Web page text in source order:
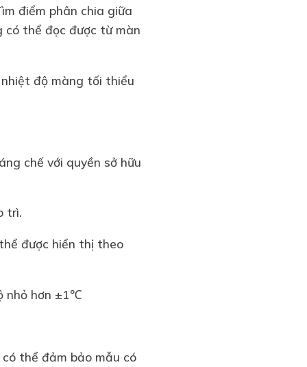
điểm phân chia giữa
thể đọc được từ màn
độ màng tối thiểu
chế với quyền sở hữu
trì.
được hiển thị theo
nhỏ hơn ±1℃
thể đảm bảo mẫu có